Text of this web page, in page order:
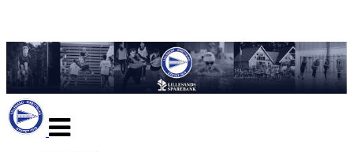
navigasjon